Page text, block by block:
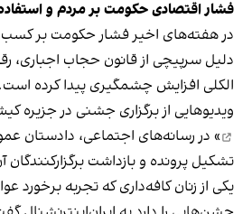
فشار اقتصادی حکومت بر مردم و
در هفته‌های اخیر فشار حکومت بر
دلیل سرپیچی از قانون حجاب
الکلی افزایش چشمگیری پیدا کرده است.
ویدیوهایی از برگزاری جشنی در جزیره
» در رسانه‌های اجتماعی، دادستان
تشکیل پرونده و بازداشت برگزارکنندگان
یکی از زنان کافه‌داری که تجربه برخورد